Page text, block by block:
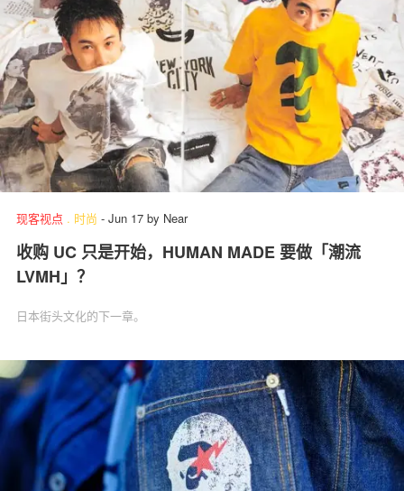
现客视点 . 时尚 - Jun 17 by Near
收购 UC 只是开始，HUMAN MADE 要做「潮流
LVMH」？
日本街头文化的下一章。